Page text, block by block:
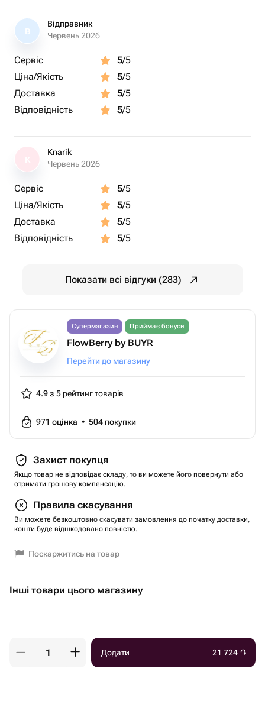
В
Відправник
Червень 2026
Сервіс 5/5
Ціна/Якість
5/5
Доставка
5/5
Відповідність
5/5
Knarik
Червень 2026
Сервіс 5/5
Ціна/Якість
5/5
Доставка
5/5
Відповідність
5/5
Показати всі відгуки (283)
Супермагазин Приймає бонуси
FlowBerry by BUYR
Перейти до магазину
4.9 з 5 рейтинг товарів
971 оцінка • 504 покупки
Захист покупця
Якщо товар не відповідає складу, то ви можете його повернути або
отримати грошову компенсацію.
Правила скасування
Ви можете безкоштовно скасувати замовлення до початку доставки,
кошти буде відшкодовано повністю.
Поскаржитись на товар
Інші товари цього магазину
Додати 21 724 ֏